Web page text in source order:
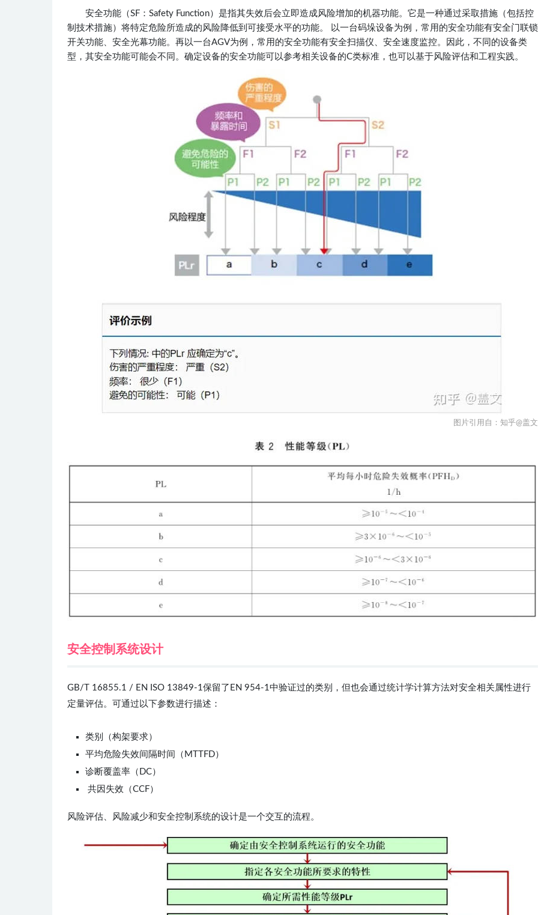
安全功能（SF：Safety Function）是指其失效后会立即造成风险增加的机器功能。它是一种通过采取措施（包括控
制技术措施）将特定危险所造成的风险降低到可接受水平的功能。 以一台码垛设备为例，常用的安全功能有安全门联锁
开关功能、安全光幕功能。再以一台AGV为例，常用的安全功能有安全扫描仪、安全速度监控。因此，不同的设备类
型，其安全功能可能会不同。确定设备的安全功能可以参考相关设备的C类标准，也可以基于风险评估和工程实践。
图片引用自： 知乎@盖文
安全控制系统设计
GB/T 16855.1 / EN ISO 13849-1保留了EN 954-1中验证过的类别，但也会通过统计学计算方法对安全相关属性进行
定量评估。可通过以下参数进行描述：
类别（构架要求）
平均危险失效间隔时间（MTTFD）
诊断覆盖率（DC）
共因失效（CCF）
风险评估、风险减少和安全控制系统的设计是一个交互的流程。